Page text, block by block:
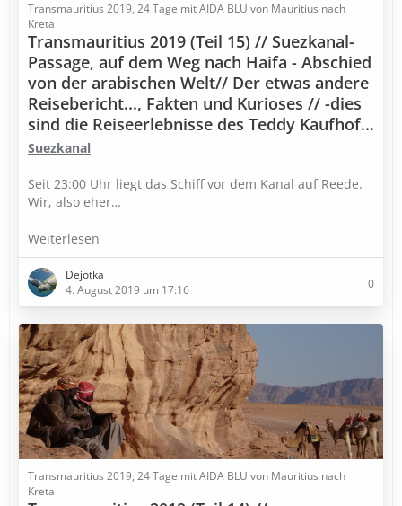
Transmauritius 2019, 24 Tage mit AIDA BLU von Mauritius nach
Kreta
Transmauritius 2019 (Teil 15) // Suezkanal-
Passage, auf dem Weg nach Haifa - Abschied
von der arabischen Welt// Der etwas andere
Reisebericht..., Fakten und Kurioses // -dies
sind die Reiseerlebnisse des Teddy Kaufhof...
Suezkanal
Seit 23:00 Uhr liegt das Schiff vor dem Kanal auf Reede.
Wir, also eher…
Weiterlesen
Dejotka
4. August 2019 um 17:16
0
Transmauritius 2019, 24 Tage mit AIDA BLU von Mauritius nach
Kreta